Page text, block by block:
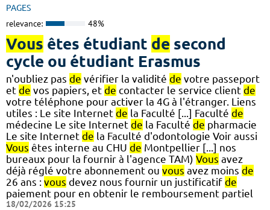
PAGES
relevance: 48%
Vous êtes étudiant de second
cycle ou étudiant Erasmus
n'oubliez pas de vérifier la validité de votre passeport
et de vos papiers, et de contacter le service client de
votre téléphone pour activer la 4G à l'étranger. Liens
utiles : Le site Internet de la Faculté [...] Faculté de
médecine Le site Internet de la Faculté de pharmacie
Le site Internet de la Faculté d'odontologie Voir aussi
Vous êtes interne au CHU de Montpellier [...] nos
bureaux pour la fournir à l'agence TAM) Vous avez
déjà réglé votre abonnement ou vous avez moins de
26 ans : vous devez nous fournir un justificatif de
paiement pour en obtenir le remboursement partiel
18/02/2026 15:25